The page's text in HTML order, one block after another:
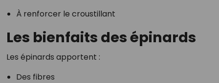
À renforcer le croustillant
Les bienfaits des épinards
Les épinards apportent :
Des fibres